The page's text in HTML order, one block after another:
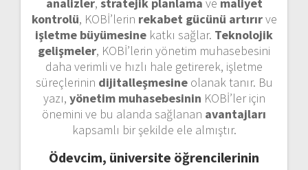
analizler, stratejik planlama ve maliyet
kontrolü, KOBİ’lerin rekabet gücünü artırırve
işletme büyümesine katkı sağlar. Teknolojik
gelişmeler, KOBİ’lerin yönetim muhasebesini
daha verimli ve hızlı hale getirerek, işletme
süreçlerinin dijitalleşmesineolanak tanır. Bu
yazı, yönetim muhasebesinin KOBİ’ler için
önemini ve bu alanda sağlanan avantajları
kapsamlı bir şekilde ele almıştır.
Ödevcim, üniversite öğrencilerinin